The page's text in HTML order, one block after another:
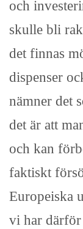
och
skulle bli
det finnas
dispenser
nämner det
det är att
och kan
faktiskt
Europeiska
vi har